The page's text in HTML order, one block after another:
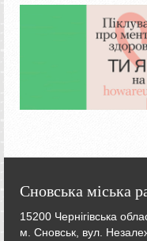
Сновська міська
15200 Чернігівська
м. Сновськ, вул.